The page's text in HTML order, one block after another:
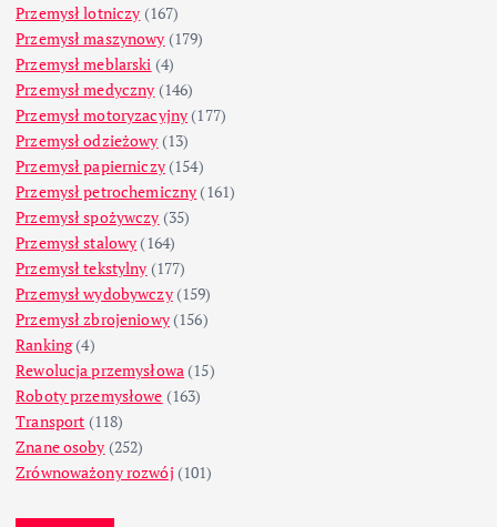
Przemysł lotniczy (167)
Przemysł maszynowy (179)
Przemysł meblarski (4)
Przemysł medyczny (146)
Przemysł motoryzacyjny (177)
Przemysł odzieżowy (13)
Przemysł papierniczy(154)
Przemysł petrochemiczny (161)
Przemysł spożywczy (35)
Przemysł stalowy (164)
Przemysł tekstylny (177)
Przemysł wydobywczy(159)
Przemysł zbrojeniowy(156)
Ranking(4)
Rewolucja przemysłowa (15)
Roboty przemysłowe (163)
Transport (118)
Znane osoby (252)
Zrównoważony rozwój (101)